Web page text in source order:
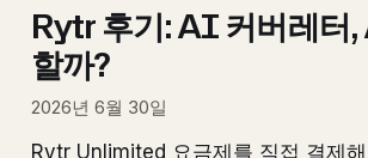
Rytr 후기: AI 커버레터,
할까?
2026년 6월 30일
Rytr Unlimited 요금제를 직접 결제